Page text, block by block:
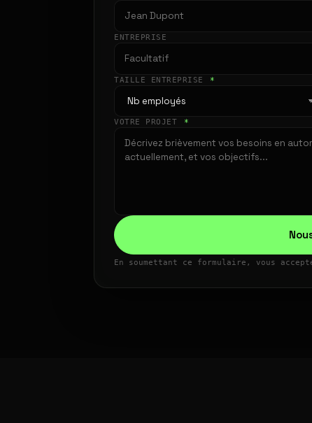
ENTREPRISE
TAILLE ENTREPRISE *
VOTRE PROJET *
En soumettant ce formulaire, vous